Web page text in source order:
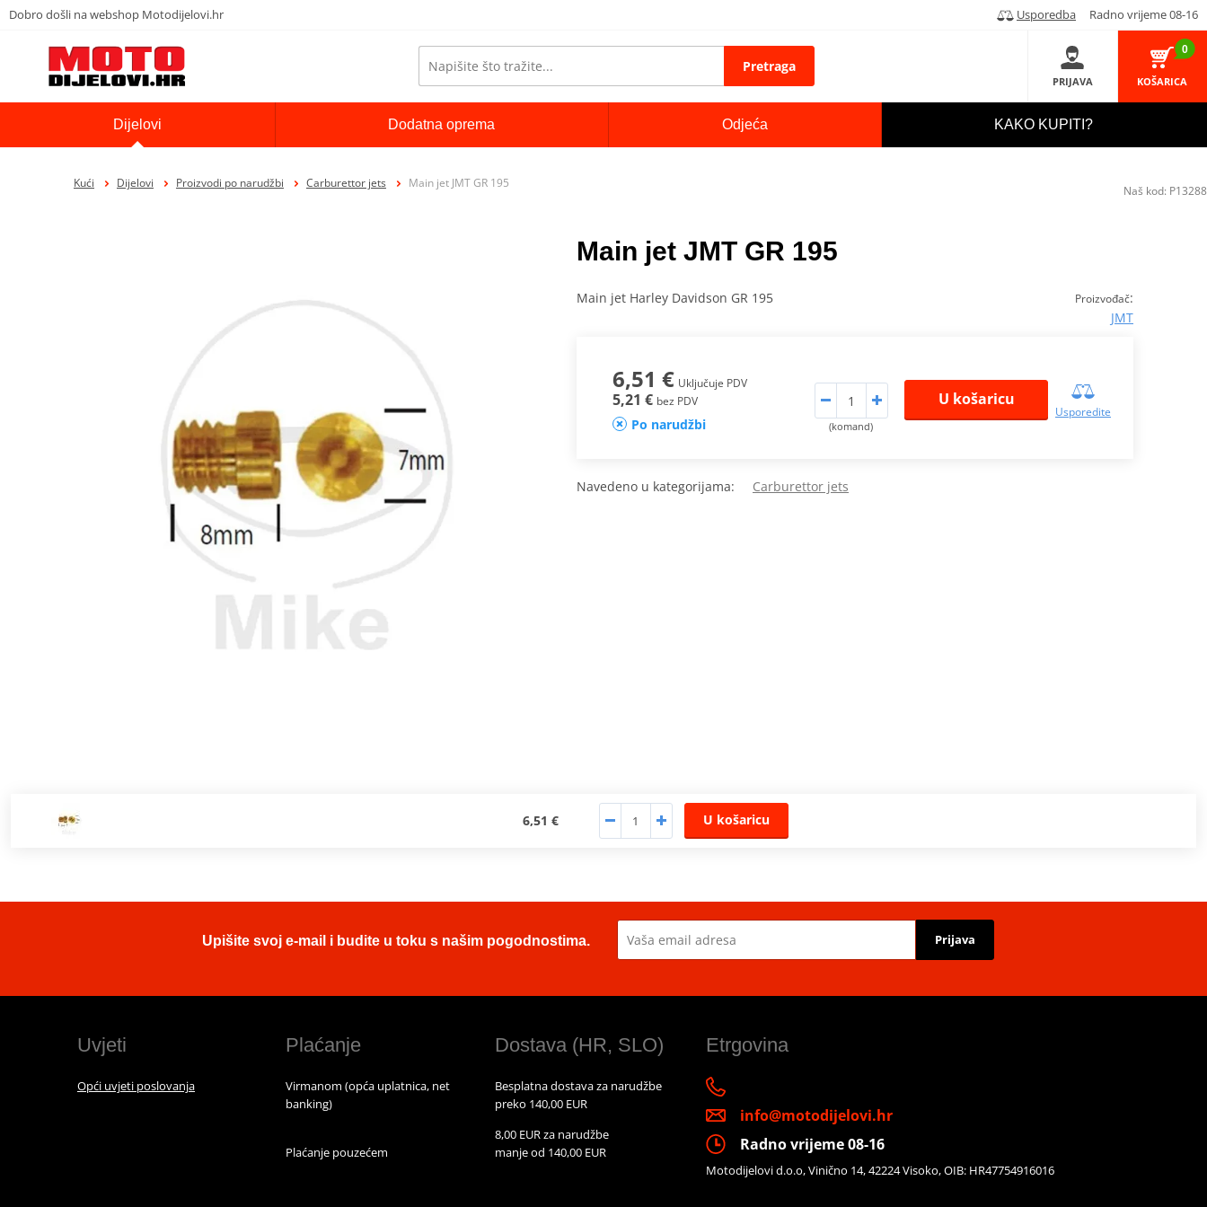
Dobro došli na webshop Motodijelovi.hr Usporedba Radno vrijeme 08-16
Pretraga
PRIJAVA
0
KOŠARICA
Dijelovi Dodatna oprema Odjeća KAKO KUPITI?
Kući Dijelovi Proizvodi po narudžbi Carburettor jets Main jet JMT GR 195
Main jet JMT GR 195
Proizvođač:
JMT
Main jet Harley Davidson GR 195
6,51 € Uključuje PDV
5,21 € bez PDV
Po narudžbi (komand)
U košaricu
Usporedite
Navedeno u kategorijama: Carburettor jets
6,51 € U košaricu
Naš kod: P13288
Upišite svoj e-mail i budite u toku s našim pogodnostima. Prijava
Uvjeti
Opći uvjeti poslovanja
Plaćanje
Virmanom (opća uplatnica, net
banking)
Plaćanje pouzećem
Dostava (HR, SLO)
Besplatna dostava za narudžbe
preko 140,00 EUR
8,00 EUR za narudžbe
manje od 140,00 EUR
Etrgovina
info@motodijelovi.hr
Radno vrijeme 08-16
Motodijelovi d.o.o, Vinično 14, 42224 Visoko, OIB: HR47754916016